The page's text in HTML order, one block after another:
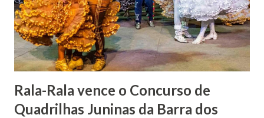
Gomes de Melo mandou construir a Igreja Matriz de Nosso
Senhor Bom Jesus dos Passos, que foi inaugurada em 1862 e
doada ao vigário Pe. José Joaquim de Vasconcelos. A Igreja
Matriz...
Rala-Rala vence o Concurso de
Quadrilhas Juninas da Barra dos